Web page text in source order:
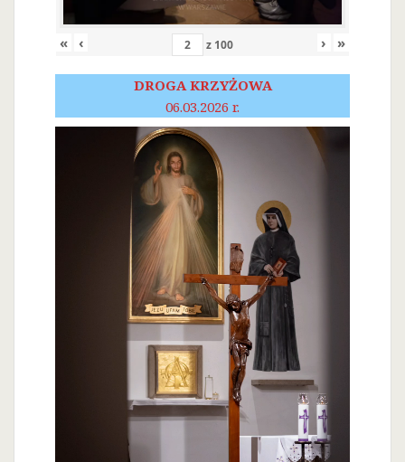
« ‹ z 100 › »
DROGA KRZYŻOWA
06.03.2026 r.